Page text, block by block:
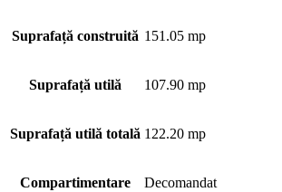
Suprafață construită 151.05 mp
Suprafață utilă 107.90 mp
Suprafață utilă totală 122.20 mp
Compartimentare Decomandat